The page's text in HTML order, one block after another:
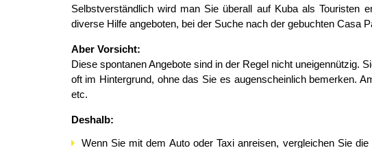
Selbstverständlich wird man Sie überall auf Kuba als Touristen
diverse Hilfe angeboten, bei der Suche nach der gebuchten Casa
Aber Vorsicht:
Diese spontanen Angebote sind in der Regel nicht uneigennützig.
oft im Hintergrund, ohne das Sie es augenscheinlich bemerken.
etc.
Deshalb:
Wenn Sie mit dem Auto oder Taxi anreisen, vergleichen Sie